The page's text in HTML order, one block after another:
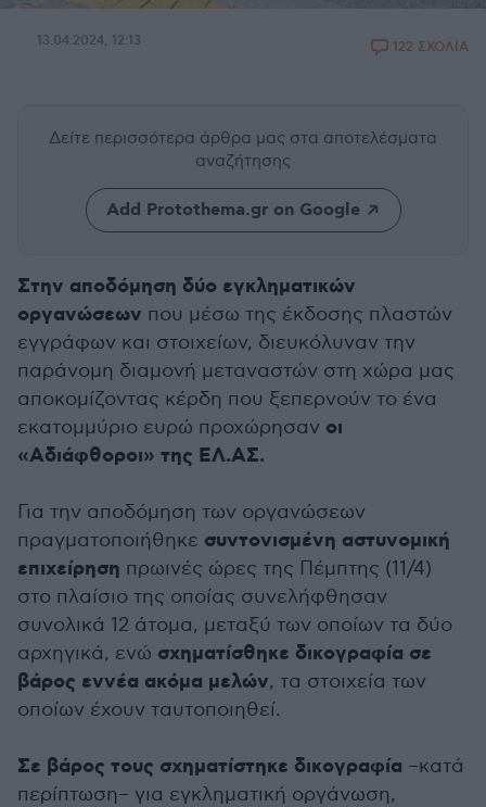
13.04.2024, 12:13 122 ΣΧΟΛΙΑ
Δείτε περισσότερα άρθρα μας στα αποτελέσματα
αναζήτησης
Add Protothema.gr on Google
Στην αποδόμηση δύο εγκληματικών
οργανώσεων που μέσω της έκδοσης πλαστών
εγγράφων και στοιχείων, διευκόλυναν την
παράνομη διαμονή μεταναστών στη χώρα μας
αποκομίζοντας κέρδη που ξεπερνούν το ένα
εκατομμύριο ευρώ προχώρησαν οι
«Αδιάφθοροι» της ΕΛ.ΑΣ.
Για την αποδόμηση των οργανώσεων
πραγματοποιήθηκε συντονισμένη αστυνομική
επιχείρηση πρωινές ώρες της Πέμπτης (11/4)
στο πλαίσιο της οποίας συνελήφθησαν
συνολικά 12 άτομα, μεταξύ των οποίων τα δύο
αρχηγικά, ενώ σχηματίσθηκε δικογραφία σε
βάρος εννέα ακόμα μελών, τα στοιχεία των
οποίων έχουν ταυτοποιηθεί.
Σε βάρος τους σχηματίστηκε δικογραφία –κατά
περίπτωση– για εγκληματική οργάνωση,